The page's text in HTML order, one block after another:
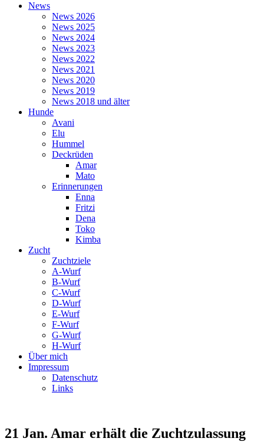
News
News 2026
News 2025
News 2024
News 2023
News 2022
News 2021
News 2020
News 2019
News 2018 und älter
Hunde
Avani
Elu
Hummel
Deckrüden
Amar
Mato
Erinnerungen
Enna
Fritzi
Dena
Toko
Kimba
Zucht
Zuchtziele
A-Wurf
B-Wurf
C-Wurf
D-Wurf
E-Wurf
F-Wurf
G-Wurf
H-Wurf
Über mich
Impressum
Datenschutz
Links
21 Jan. Amar erhält die Zuchtzulassung